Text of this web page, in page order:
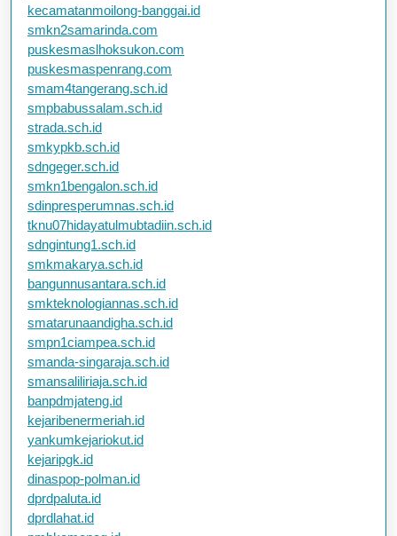
kecamatanmoilong-banggai.id
smkn2samarinda.com
puskesmaslhoksukon.com
puskesmaspenrang.com
smam4tangerang.sch.id
smpbabussalam.sch.id
strada.sch.id
smkypkb.sch.id
sdngeger.sch.id
smkn1bengalon.sch.id
sdinpresperumnas.sch.id
tknu07hidayatulmubtadiin.sch.id
sdngintung1.sch.id
smkmakarya.sch.id
bangunnusantara.sch.id
smkteknologiannas.sch.id
smatarunaandigha.sch.id
smpn1ciampea.sch.id
smanda-singaraja.sch.id
smansaliliriaja.sch.id
banpdmjateng.id
kejaribenermeriah.id
yankumkejariokut.id
kejaripgk.id
dinaspop-polman.id
dprdpaluta.id
dprdlahat.id